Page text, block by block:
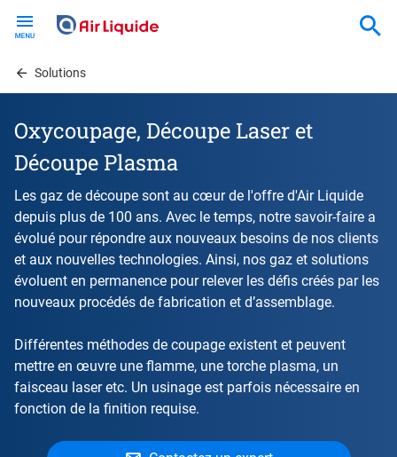
contentSolutions
Oxycoupage, Découpe Laser et
Découpe Plasma
Les gaz de découpe sont au cœur de l'offre d'Air Liquide
depuis plus de 100 ans. Avec le temps, notre savoir-faire a
évolué pour répondre aux nouveaux besoins de nos clients
et aux nouvelles technologies. Ainsi, nos gaz et solutions
évoluent en permanence pour relever les défis créés par les
nouveaux procédés de fabrication et d’assemblage.
Différentes méthodes de coupage existent et peuvent
mettre en œuvre une flamme, une torche plasma, un
faisceau laser etc. Un usinage est parfois nécessaire en
fonction de la finition requise.